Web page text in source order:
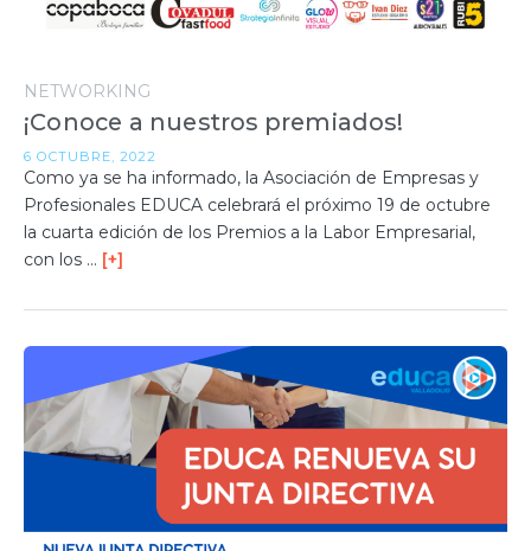
NETWORKING
¡Conoce a nuestros premiados!
6 OCTUBRE, 2022
Como ya se ha informado, la Asociación de Empresas y
Profesionales EDUCA celebrará el próximo 19 de octubre
la cuarta edición de los Premios a la Labor Empresarial,
con los … [+]